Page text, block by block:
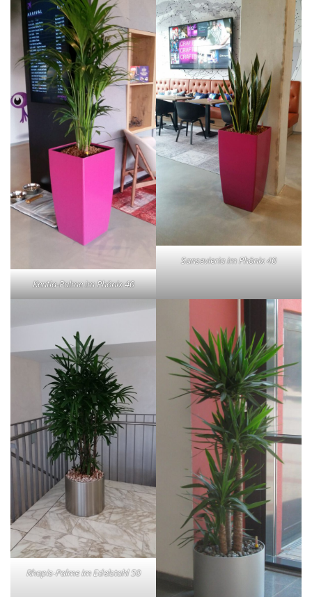
Kentia-Palme im Phönix 40
Sansevieria im Phönix 40
Rhapis-Palme im Edelstahl 50